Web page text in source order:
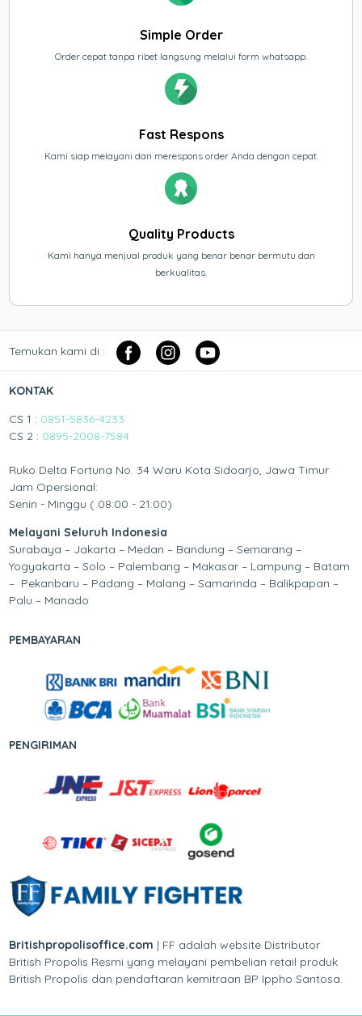
Simple Order
Order cepat tanpa ribet langsung melalui form whatsapp.
Fast Respons
Kami siap melayani dan merespons order Anda dengan cepat.
Quality Products
Kami hanya menjual produk yang benar benar bermutu dan
berkualitas.
Temukan kami di :
KONTAK
CS 1 : 0851-5836-4233
CS 2 : 0895-2008-7584
Ruko Delta Fortuna No. 34 Waru Kota Sidoarjo, Jawa Timur
Jam Opersional:
Senin - Minggu ( 08:00 - 21:00)
Melayani Seluruh Indonesia
Surabaya – Jakarta – Medan – Bandung – Semarang –
Yogyakarta – Solo – Palembang – Makasar – Lampung – Batam
– Pekanbaru – Padang – Malang – Samarinda – Balikpapan –
Palu – Manado
PEMBAYARAN
PENGIRIMAN
Britishpropolisoffice.com | FF adalah website Distributor
British Propolis Resmi yang melayani pembelian retail produk
British Propolis dan pendaftaran kemitraan BP Ippho Santosa.